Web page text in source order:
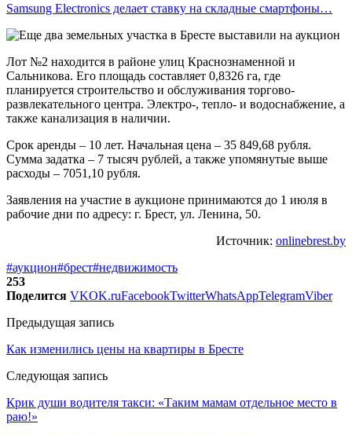
Samsung Electronics делает ставку на складные смартфоны…
Лот №2 находится в районе улиц Краснознаменной и
Сальникова. Его площадь составляет 0,8326 га, где
планируется строительство и обслуживания торгово-
развлекательного центра. Электро-, тепло- и водоснабжение, а
также канализация в наличии.
Срок аренды – 10 лет. Начальная цена – 35 849,68 рубля.
Сумма задатка – 7 тысяч рублей, а также упомянутые выше
расходы – 7051,10 рубля.
Заявления на участие в аукционе принимаются до 1 июля в
рабочие дни по адресу: г. Брест, ул. Ленина, 50.
Источник: onlinebrest.by
#аукцион#брест#недвижимость
253
Поделится VKOK.ruFacebookTwitterWhatsAppTelegramViber
Предыдущая запись
Как изменились цены на квартиры в Бресте
Следующая запись
Крик души водителя такси: «Таким мамам отдельное место в
раю!»